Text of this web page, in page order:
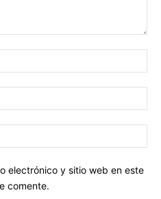
electrónico y sitio web en este
comente.